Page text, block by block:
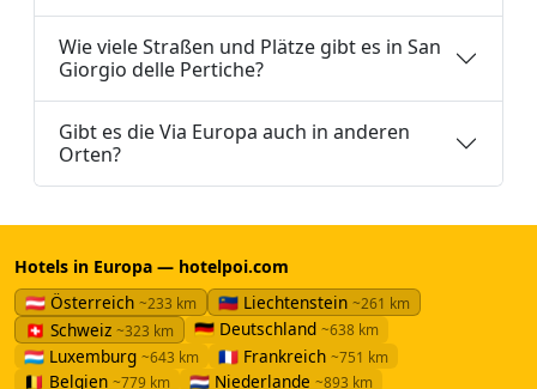
Wie viele Straßen und Plätze gibt es in San
Giorgio delle Pertiche?
Gibt es die Via Europa auch in anderen
Orten?
Hotels in Europa — hotelpoi.com
🇦🇹 Österreich ~233 km 🇱🇮 Liechtenstein ~261 km
🇨🇭 Schweiz ~323 km 🇩🇪 Deutschland ~638 km
🇱🇺 Luxemburg ~643 km 🇫🇷 Frankreich ~751 km
🇧🇪 Belgien ~779 km 🇳🇱 Niederlande ~893 km